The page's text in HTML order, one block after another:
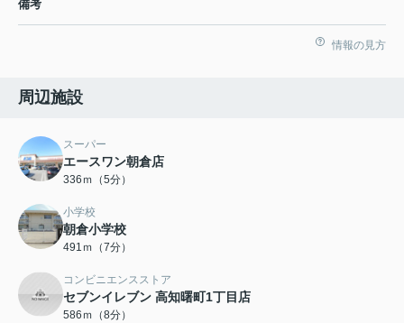
備考
情報の見方
周辺施設
スーパー
エースワン朝倉店
336ｍ（5分）
小学校
朝倉小学校
491ｍ（7分）
コンビニエンスストア
セブンイレブン 高知曙町1丁目店
586ｍ（8分）